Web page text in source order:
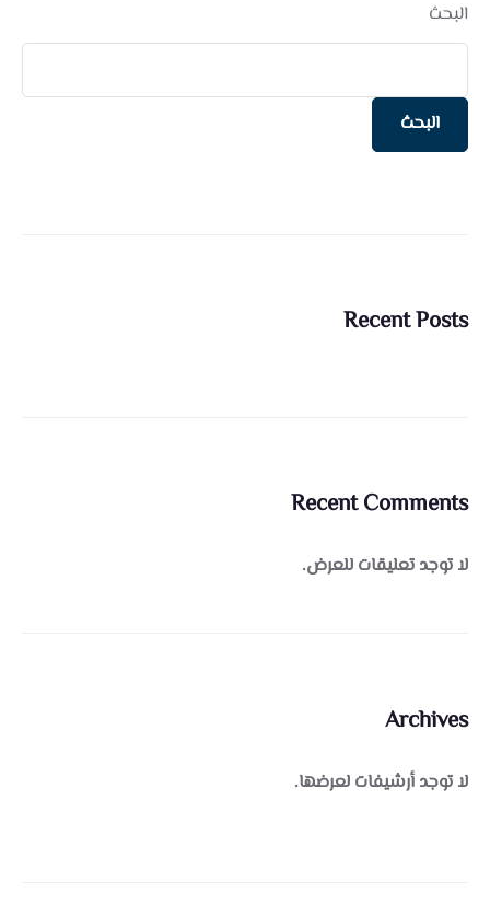
البحث
البحث
Recent Posts
Recent Comments
لا توجد تعليقات للعرض.
Archives
لا توجد أرشيفات لعرضها.